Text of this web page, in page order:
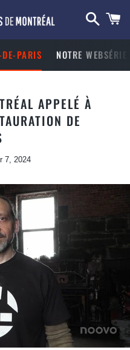
Search
PARIS NOTRE
APPELÉ À
DE
7, 2024